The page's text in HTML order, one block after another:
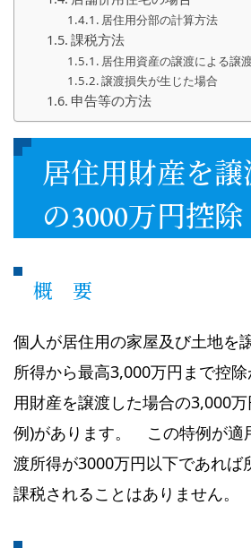
居住用分部の計算方法
課税方法
居住用資産の譲渡による譲
譲渡損失が生じた場合
申告等の方法
居住用財産を
の3000万円控除
概 要
個人が居住用の家屋及び土地を
所得から最高3,000万円まで控
用財産を譲渡した場合の3,000
例)があります。 この特例が適
渡所得が3000万円以下であれば
課税されることはありません。